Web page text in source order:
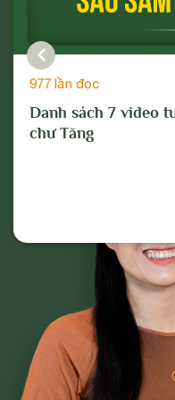
977 lần đọc
Danh sách 7 video
chư Tăng
Tâm